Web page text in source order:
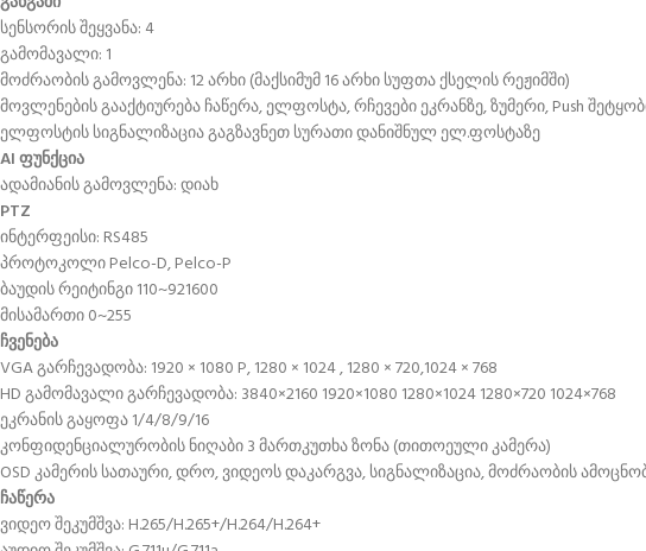
სენსორის შეყვანა: 4
გამომავალი: 1
მოძრაობის გამოვლენა: 12 არხი (მაქსიმუმ 16 არხი სუფთა ქსელის რეჟიმში)
მოვლენების გააქტიურება ჩაწერა, ელფოსტა, რჩევები ეკრანზე, ზუმერი, Push
ელფოსტის სიგნალიზაცია გაგზავნეთ სურათი დანიშნულ ელ.ფოსტაზე
AI ფუნქცია
ადამიანის გამოვლენა: დიახ
PTZ
ინტერფეისი: RS485
პროტოკოლი Pelco-D, Pelco-P
ბაუდის რეიტინგი 110~921600
მისამართი 0~255
ჩვენება
VGA გარჩევადობა: 1920 × 1080 P, 1280 × 1024 , 1280 × 720,1024 × 768
HD გამომავალი გარჩევადობა: 3840×2160 1920×1080 1280×1024 1280×720 1024×768
ეკრანის გაყოფა 1/4/8/9/16
კონფიდენციალურობის ნიღაბი 3 მართკუთხა ზონა (თითოეული კამერა)
OSD კამერის სათაური, დრო, ვიდეოს დაკარგვა, სიგნალიზაცია, მოძრაობის
ჩაწერა
ვიდეო შეკუმშვა: H.265/H.265+/H.264/H.264+